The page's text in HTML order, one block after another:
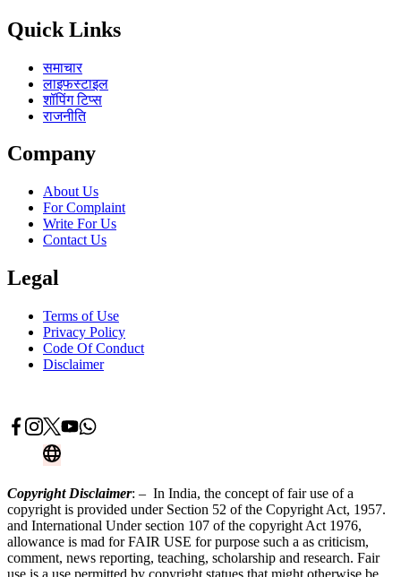
Quick Links
समाचार
लाइफस्टाइल
शॉपिंग टिप्स
राजनीति
Company
About Us
For Complaint
Write For Us
Contact Us
Legal
Terms of Use
Privacy Policy
Code Of Conduct
Disclaimer
Copyright Disclaimer: – In India, the concept of fair use of a
copyright is provided under Section 52 of the Copyright Act, 1957.
and International Under section 107 of the copyright Act 1976,
allowance is mad for FAIR USE for purpose such a as criticism,
comment, news reporting, teaching, scholarship and research. Fair